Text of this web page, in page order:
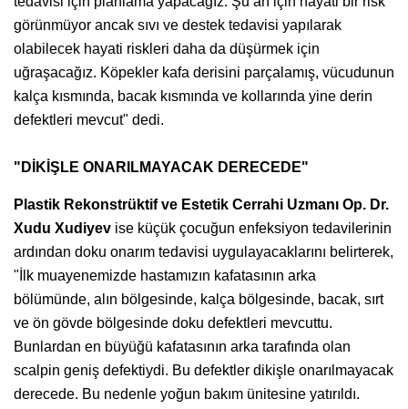
görünmüyor ancak sıvı ve destek tedavisi yapılarak
olabilecek hayati riskleri daha da düşürmek için
uğraşacağız. Köpekler kafa derisini parçalamış, vücudunun
kalça kısmında, bacak kısmında ve kollarında yine derin
defektleri mevcut" dedi.
"DİKİŞLE ONARILMAYACAK DERECEDE"
Plastik Rekonstrüktif ve Estetik Cerrahi Uzmanı Op. Dr.
Xudu Xudiyev ise küçük çocuğun enfeksiyon tedavilerinin
ardından doku onarım tedavisi uygulayacaklarını belirterek,
"İlk muayenemizde hastamızın kafatasının arka
bölümünde, alın bölgesinde, kalça bölgesinde, bacak, sırt
ve ön gövde bölgesinde doku defektleri mevcuttu.
Bunlardan en büyüğü kafatasının arka tarafında olan
scalpin geniş defektiydi. Bu defektler dikişle onarılmayacak
derecede. Bu nedenle yoğun bakım ünitesine yatırıldı.